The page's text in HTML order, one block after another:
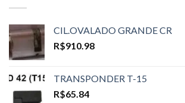
CIL.OVALADO GRANDE CR
R$910.98
TRANSPONDER T-15
R$65.84